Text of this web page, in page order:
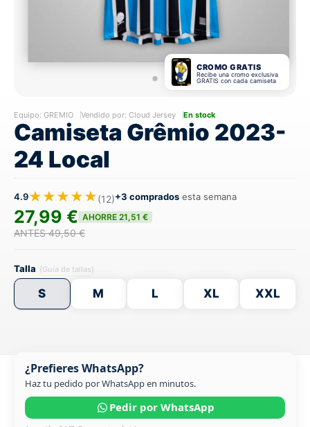
CROMO GRATIS
Recibe una cromo exclusiva
GRATIS con cada camiseta
Equipo: GREMIO Vendido por: Cloud Jersey En stock
Camiseta Grêmio 2023-
24 Local
4.9★★★★★(12)+3 comprados esta semana
27,99 € AHORRE 21,51 €
ANTES 49,50 €
Talla (Guía de tallas)
S M L XL XXL
¿Prefieres WhatsApp?
Haz tu pedido por WhatsApp en minutos.
Pedir por WhatsApp